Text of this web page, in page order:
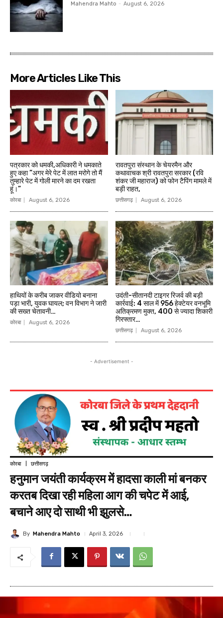
Mahendra Mahto - August 6, 2026
More Articles Like This
पत्रकार को धमकी,अधिकारी ने धमकाते
हुए कहा ”अगर मेरे पेट में लात मरोगे तो मैं
तुम्हारे पेट में गोली मारने का दम रखता
हूं।”
कोरबा August 6, 2026
रावतपुरा संस्थान के चेयरमैन और
कथावाचक श्री रावतपुरा सरकार (रवि
शंकर जी महाराज) को फोन टैपिंग मामले में
बड़ी राहत,
छत्तीसगढ़ August 6, 2026
हाथियों के करीब जाकर वीडियो बनाना
पड़ा भारी, युवक घायल; वन विभाग ने जारी
की सख्त चेतावनी…
कोरबा August 6, 2026
उदंती-सीतानदी टाइगर रिजर्व की बड़ी
कार्रवाई: 4 साल में 956 हेक्टेयर वनभूमि
अतिक्रमण मुक्त, 400 से ज्यादा शिकारी
गिरफ्तार…
छत्तीसगढ़ August 6, 2026
- Advertisement -